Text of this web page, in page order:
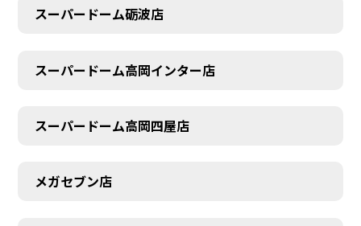
スーパードーム砺波店
スーパードーム高岡インター店
スーパードーム高岡四屋店
メガセブン店